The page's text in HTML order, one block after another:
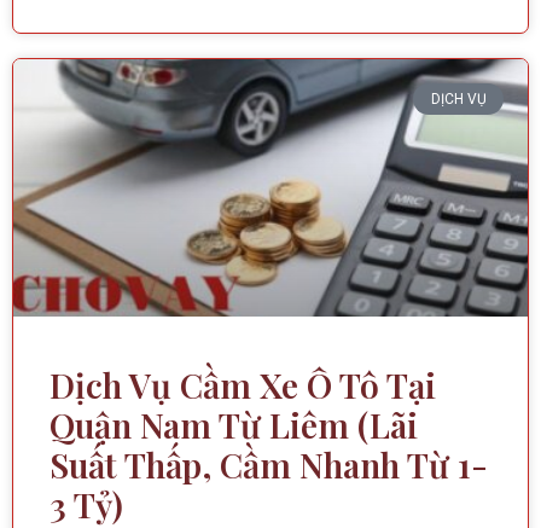
DỊCH VỤ
Dịch Vụ Cầm Xe Ô Tô Tại
Quận Nam Từ Liêm (Lãi
Suất Thấp, Cầm Nhanh Từ 1-
3 Tỷ)